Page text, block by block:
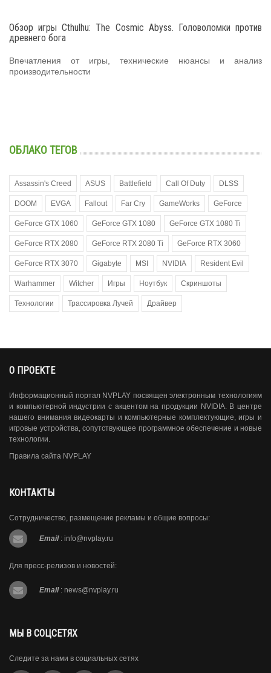
Обзор игры Cthulhu: The Cosmic Abyss. Головоломки против
древнего бога
Впечатления от игры, технические нюансы и анализ
производительности
ОБЛАКО ТЕГОВ
Assassin's Creed ASUS Battlefield Call Of Duty DLSS
DOOM EVGA Fallout Far Cry GameWorks GeForce
GeForce GTX 1060 GeForce GTX 1080 GeForce GTX 1080 Ti
GeForce RTX 2080 GeForce RTX 2080 Ti GeForce RTX 3060
GeForce RTX 3070 Gigabyte MSI NVIDIA Resident Evil
Warhammer Witcher Игры Ноутбук Скриншоты
Технологии Трассировка Лучей Драйвер
О ПРОЕКТЕ
Информационный портал NVPLAY посвящен электронным технологиям
и компьютерной индустрии с акцентом на продукции NVIDIA. В центре
нашего внимания видеокарты и компьютерные комплектующие, игры и
игровые устройства, сопутствующее программное обеспечение и новые
технологии.
Правила сайта NVPLAY
КОНТАКТЫ
Сотрудничество, размещение рекламы и общие вопросы:
Email : info@nvplay.ru
Для пресс-релизов и новостей:
Email : news@nvplay.ru
МЫ В СОЦСЕТЯХ
Следите за нами в социальных сетях